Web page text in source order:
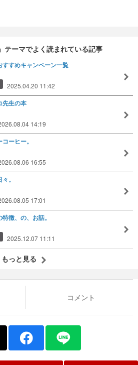
」テーマでよく読まれている記事
すすめキャンペーン一覧
2025.04.20 11:42
先生の本
14:19
ーヒー。
16:55
。
17:01
徴、の、お話。
2025.12.07 11:11
もっと見る
コメント